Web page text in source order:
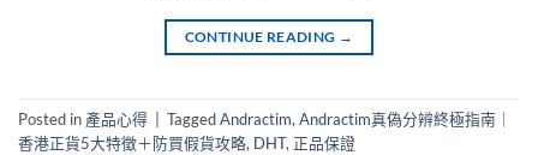
CONTINUE READING →
Posted in 產品心得 TaggedAndractim,Andractim真偽分辨終極指南｜
香港正貨5大特徵＋防買假貨攻略, DHT, 正品保證